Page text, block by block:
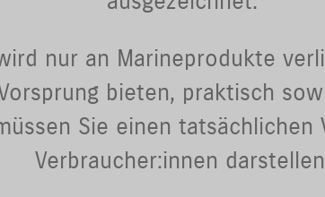
nur an Marineprodukte
bieten, praktisch
Sie einen
Verbraucher:innen